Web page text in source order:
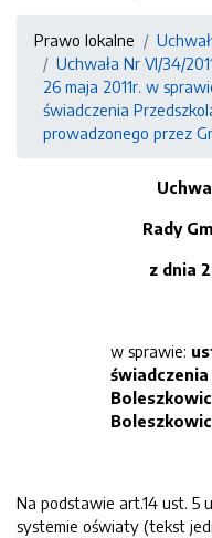
Prawo lokalne
Uchwała Nr VI/34/
26 maja 2011r. w
świadczenia
prowadzonego przez
Rady
z dnia
w sprawie:
Na podstawie art.14 ust. 5
systemie oświaty (tekst